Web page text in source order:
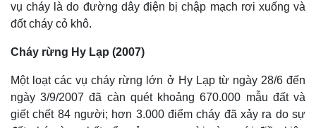
vụ cháy là do đường dây điện bị chập mạch rơi xuống và
đốt cháy cỏ khô.
Cháy rừng Hy Lạp (2007)
Một loạt các vụ cháy rừng lớn ở Hy Lạp từ ngày 28/6 đến
ngày 3/9/2007 đã càn quét khoảng 670.000 mẫu đất và
giết chết 84 người; hơn 3.000 điểm cháy đã xảy ra do sự